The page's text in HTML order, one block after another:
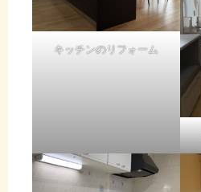
キッチンのリフォーム